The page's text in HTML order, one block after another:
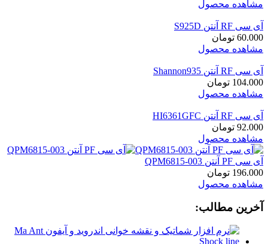
مشاهده محصول
آی سی RF آنتن S925D
60.000 تومان
مشاهده محصول
آی سی RF آنتن Shannon935
104.000 تومان
مشاهده محصول
آی سی RF آنتن HI6361GFC
92.000 تومان
مشاهده محصول
آی سی PF آنتن QPM6815-003
196.000 تومان
مشاهده محصول
آخرین مطالب: